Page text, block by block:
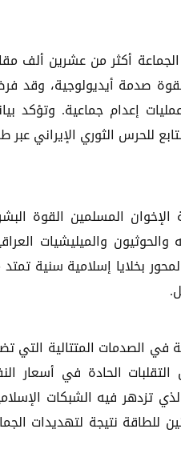
إنه مع اندلاع الحرب الأهلية في أبريل/نيسان 2023، حشدت الجماعة أكثر من عشرين
صدمة أيديولوجية، وقد
إعدام جماعية. وتؤكد
للحرس الثوري الإيراني عبر
المسلمين القوة
والميليشيات
بخلايا إسلامية سنية
في الصدمات المتتالية التي
الحادة في أسعار
تزدهر فيه الشبكات
للطاقة نتيجة لتهديدات